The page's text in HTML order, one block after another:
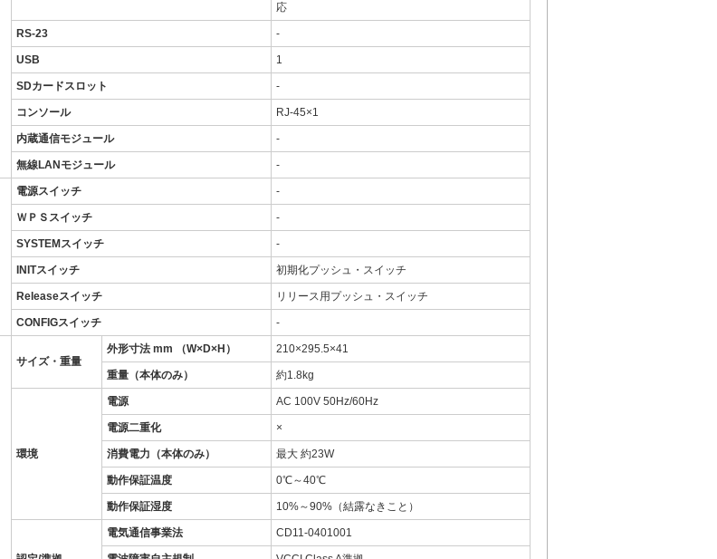
応
RS-23 -
USB 1
SDカードスロット -
コンソール RJ-45×1
内蔵通信モジュール -
無線LANモジュール -
電源スイッチ -
ＷＰＳスイッチ -
SYSTEMスイッチ -
INITスイッチ 初期化プッシュ・スイッチ
Releaseスイッチ リリース用プッシュ・スイッチ
CONFIGスイッチ -
サイズ・重量
外形寸法 mm （W×D×H） 210×295.5×41
重量（本体のみ） 約1.8kg
環境
電源 AC 100V 50Hz/60Hz
電源二重化 ×
消費電力（本体のみ） 最大 約23W
動作保証温度 0℃～40℃
動作保証湿度 10%～90%（結露なきこと）
電気通信事業法 CD11-0401001